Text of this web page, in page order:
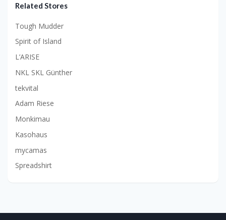
Related Stores
Tough Mudder
Spirit of Island
L’ARISE
NKL SKL Günther
tekvital
Adam Riese
Monkimau
Kasohaus
mycamas
Spreadshirt